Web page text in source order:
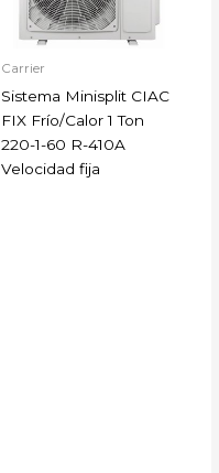
Carrier
Sistema Minisplit CIAC
FIX Frío/Calor 1 Ton
220-1-60 R-410A
Velocidad fija